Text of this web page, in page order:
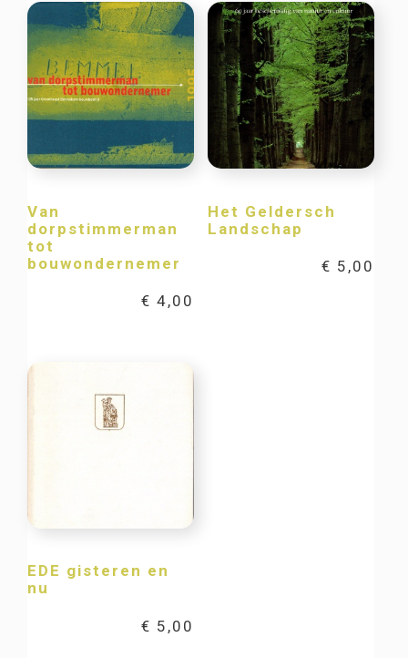
Van
dorpstimmerman
tot
bouwondernemer
€ 4,00
Het Geldersch
Landschap
€ 5,00
EDE gisteren en
nu
€ 5,00